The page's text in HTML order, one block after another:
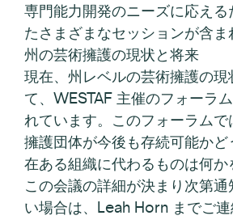
専門能力開発のニーズに応え
たさまざまなセッションが含ま
州の芸術擁護の現状と将来
現在、州レベルの芸術擁護の
て、WESTAF 主催のフォーラ
れています。このフォーラム
擁護団体が今後も存続可能か
在ある組織に代わるものは何か
この会議の詳細が決まり次第
い場合は、Leah Horn までご連